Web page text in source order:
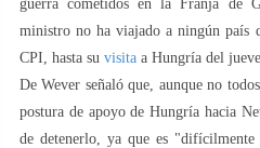
guerra cometidos en la Franja de
ministro no ha viajado a ningún país
CPI, hasta su visita a Hungría del
De Wever señaló que, aunque no
postura de apoyo de Hungría hacia
de detenerlo, ya que es